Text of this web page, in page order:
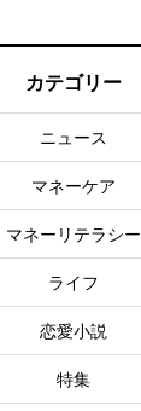
カテゴリー
ニュース
マネーケア
マネーリテラシー
ライフ
恋愛小説
特集